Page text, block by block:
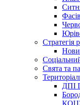
Стратегія
Свята та
ДПІ